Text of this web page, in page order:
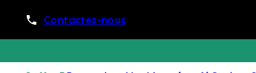
Contactez-nous